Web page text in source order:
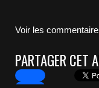
Voir les
PARTAGER CET